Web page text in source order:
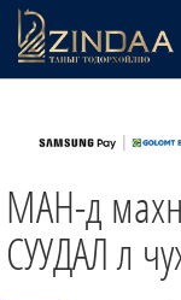
ТВ8
ӨГЛӨӨНИЙ СОНИН
АУДИО ЗОХИОЛ
ЗИНДАА СЭТГҮҮЛ
МАН-д
СУУДАЛ л